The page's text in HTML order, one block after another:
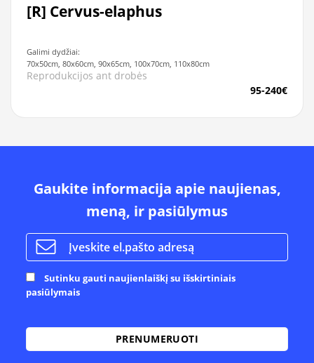
[R] Cervus-elaphus
Galimi dydžiai:
70x50cm, 80x60cm, 90x65cm, 100x70cm, 110x80cm
Reprodukcijos ant drobės
95-240€
Gaukite informacija apie naujienas,
meną, ir pasiūlymus
Sutinku gauti naujienlaiškį su išskirtiniais
pasiūlymais